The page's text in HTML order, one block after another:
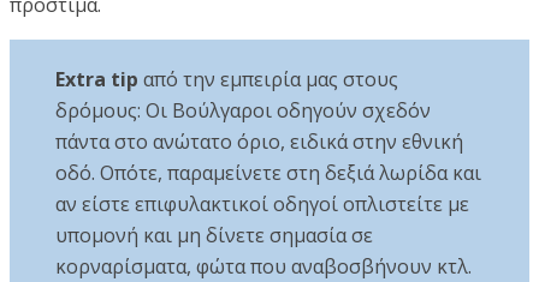
Extra tip από την εμπειρία μας στους
δρόμους: Οι Βούλγαροι οδηγούν σχεδόν
πάντα στο ανώτατο όριο, ειδικά στην εθνική
οδό. Οπότε, παραμείνετε στη δεξιά λωρίδα και
αν είστε επιφυλακτικοί οδηγοί οπλιστείτε με
υπομονή και μη δίνετε σημασία σε
κορναρίσματα, φώτα που αναβοσβήνουν κτλ.